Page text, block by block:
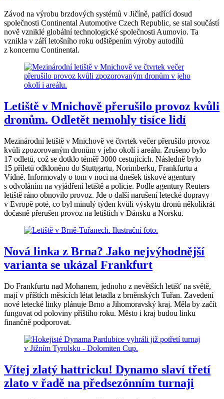
Závod na výrobu brzdových systémů v Jičíně, patřící dosud
společnosti Continental Automotive Czech Republic, se stal součástí
nově vzniklé globální technologické společnosti Aumovio. Ta
vznikla v září letošního roku odštěpením výroby autodílů
z koncernu Continental.
Letiště v Mnichově přerušilo provoz kvůli
dronům. Odletět nemohly tisíce lidí
Mezinárodní letiště v Mnichově ve čtvrtek večer přerušilo provoz
kvůli zpozorovaným dronům v jeho okolí i areálu. Zrušeno bylo
17 odletů, což se dotklo téměř 3000 cestujících. Následně bylo
15 příletů odkloněno do Stuttgartu, Norimberku, Frankfurtu a
Vídně. Informovaly o tom v noci na dnešek tiskové agentury
s odvoláním na vyjádření letiště a policie. Podle agentury Reuters
letiště ráno obnovilo provoz. Jde o další narušení letecké dopravy
v Evropě poté, co byl minulý týden kvůli výskytu dronů několikrát
dočasně přerušen provoz na letištích v Dánsku a Norsku.
Nová linka z Brna? Jako nejvýhodnější
varianta se ukázal Frankfurt
Do Frankfurtu nad Mohanem, jednoho z nevětších letišť na světě,
mají v příštích měsících létat letadla z brněnských Tuřan. Zavedení
nové letecké linky plánuje Brno a Jihomoravský kraj. Měla by začít
fungovat od poloviny příštího roku. Město i kraj budou linku
finančně podporovat.
Vítej zlatý hattricku! Dynamo slaví třetí
zlato v řadě na předsezónním turnaji